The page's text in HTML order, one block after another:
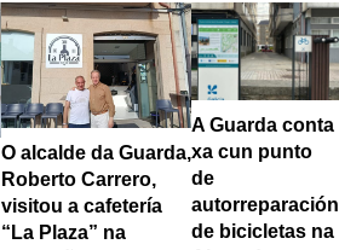
O alcalde da Guarda,
Roberto Carrero,
visitou a cafetería
“La Plaza” na
A Guarda conta
xa cun punto
de
autorreparación
de bicicletas na